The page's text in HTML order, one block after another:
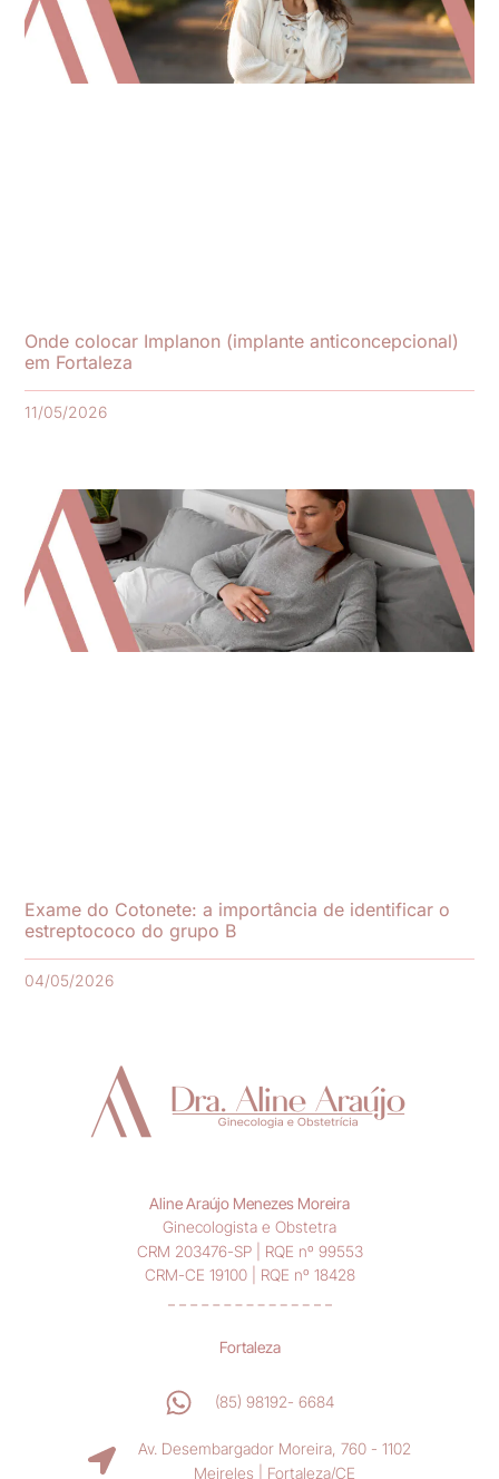
Onde colocar Implanon (implante anticoncepcional)
em Fortaleza
11/05/2026
Exame do Cotonete: a importância de identificar o
estreptococo do grupo B
04/05/2026
Aline Araújo Menezes Moreira
Ginecologista e Obstetra
CRM 203476-SP | RQE nº 99553
CRM-CE 19100 | RQE nº 18428
Fortaleza
(85) 98192- 6684
Av. Desembargador Moreira, 760 - 1102
Meireles | Fortaleza/CE